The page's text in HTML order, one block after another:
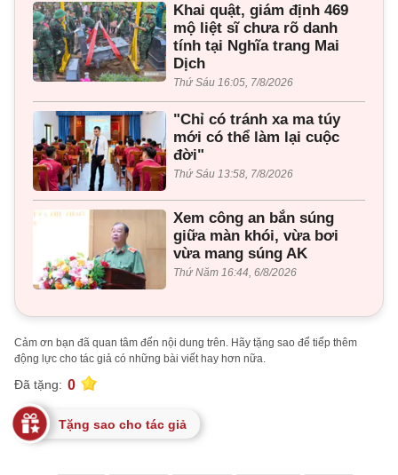
Khai quật, giám định 469
mộ liệt sĩ chưa rõ danh
tính tại Nghĩa trang Mai
Dịch
Thứ Sáu 16:05, 7/8/2026
"Chỉ có tránh xa ma túy
mới có thể làm lại cuộc
đời"
Thứ Sáu 13:58, 7/8/2026
Xem công an bắn súng
giữa màn khói, vừa bơi
vừa mang súng AK
Thứ Năm 16:44, 6/8/2026
Cảm ơn bạn đã quan tâm đến nội dung trên. Hãy tặng sao để tiếp thêm
động lực cho tác giả có những bài viết hay hơn nữa.
Đã tặng: 0
Tặng sao cho tác giả